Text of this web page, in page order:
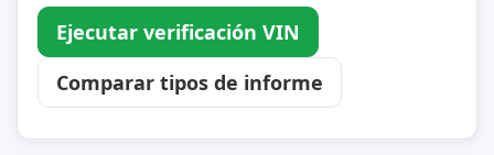
Ejecutar verificación VIN
Comparar tipos de informe